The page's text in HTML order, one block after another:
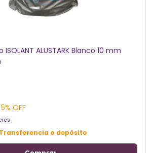
ALUSTARK Blanco 10 mm
5% OFF
Transferencia o depósito